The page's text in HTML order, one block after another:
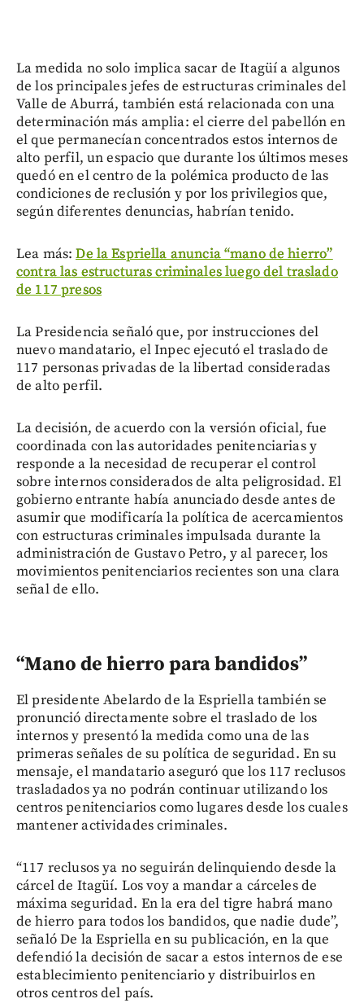
La medida no solo implica sacar de Itagüí a algunos
de los principales jefes de estructuras criminales del
Valle de Aburrá, también está relacionada con una
determinación más amplia: el cierre del pabellón en
el que permanecían concentrados estos internos de
alto perfil, un espacio que durante los últimos meses
quedó en el centro de la polémica producto de las
condiciones de reclusión y por los privilegios que,
según diferentes denuncias, habrían tenido.
Lea más:De la Espriella anuncia “mano de hierro”
contra las estructuras criminales luego del traslado
de 117 presos
La Presidencia señaló que, por instrucciones del
nuevo mandatario, el Inpec ejecutó el traslado de
117 personas privadas de la libertad consideradas
de alto perfil.
La decisión, de acuerdo con la versión oficial, fue
coordinada con las autoridades penitenciarias y
responde a la necesidad de recuperar el control
sobre internos considerados de alta peligrosidad. El
gobierno entrante había anunciado desde antes de
asumir que modificaría la política de acercamientos
con estructuras criminales impulsada durante la
administración de Gustavo Petro, y al parecer, los
movimientos penitenciarios recientes son una clara
señal de ello.
“Mano de hierro para bandidos”
El presidente Abelardo de la Espriella también se
pronunció directamente sobre el traslado de los
internos y presentó la medida como una de las
primeras señales de su política de seguridad. En su
mensaje, el mandatario aseguró que los 117 reclusos
trasladados ya no podrán continuar utilizando los
centros penitenciarios como lugares desde los cuales
mantener actividades criminales.
“117 reclusos ya no seguirán delinquiendo desde la
cárcel de Itagüí. Los voy a mandar a cárceles de
máxima seguridad. En la era del tigre habrá mano
de hierro para todos los bandidos, que nadie dude”,
señaló De la Espriella en su publicación, en la que
defendió la decisión de sacar a estos internos de ese
establecimiento penitenciario y distribuirlos en
otros centros del país.